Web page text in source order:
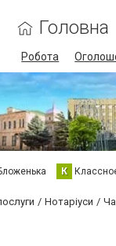
Головна
Робота
К
Нотаріуси